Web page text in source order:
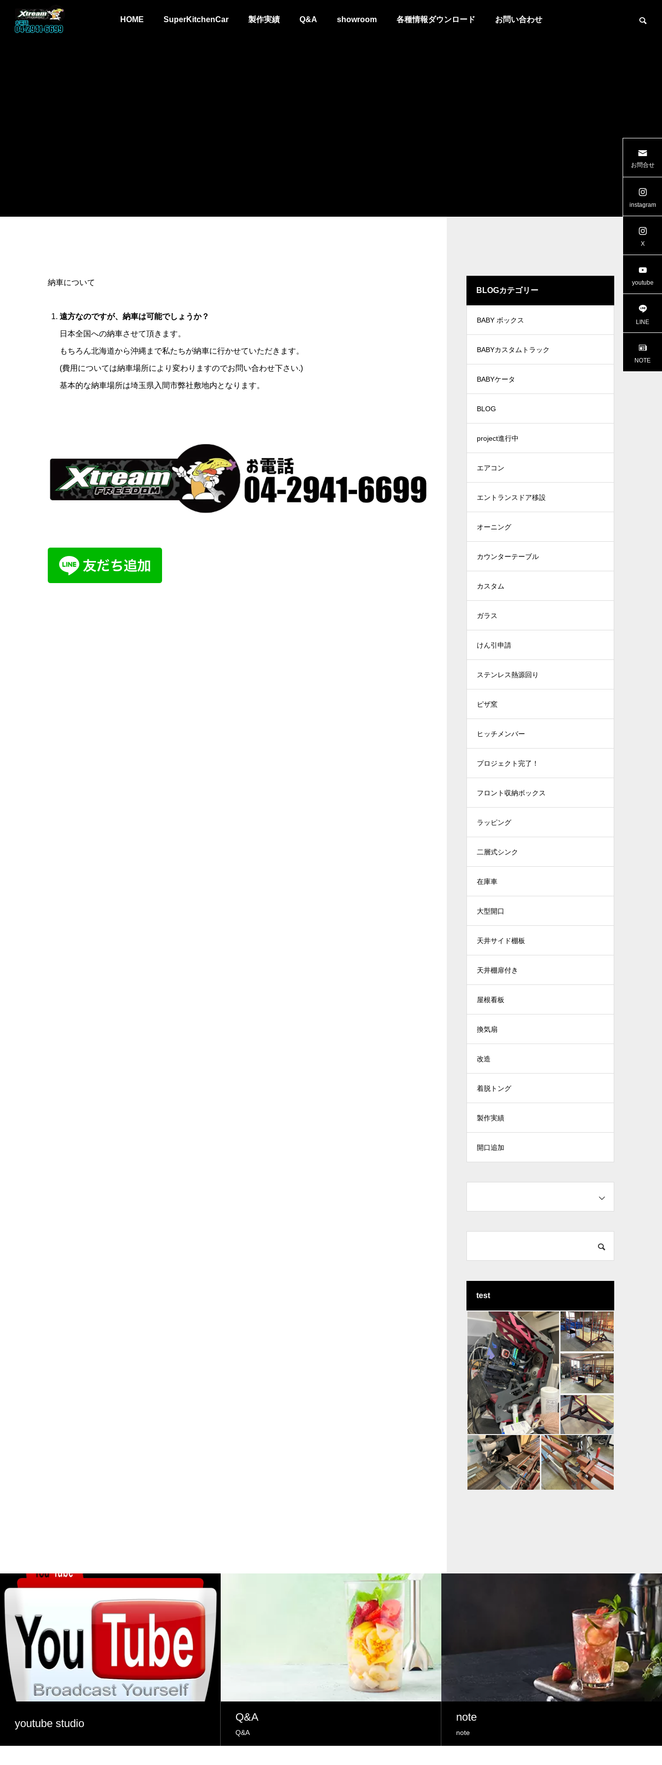
HOME SuperKitchenCar 製作実績 Q&A showroom 各種情報ダウンロード お問い合わせ
三重県
project進

納車について
遠方なのですが、納車は可能でしょうか？
日本全国への納車させて頂きます。
もちろん北海道から沖縄まで私たちが納車に行かせていただきます。
(費用については納車場所により変わりますのでお問い合わせ下さい.)
基本的な納車場所は埼玉県入間市弊社敷地内となります。
BLOGカテゴリー
BABY ボックス
BABYカスタムトラック
BABYケータ
BLOG
project進行中
エアコン
エントランスドア移設
オーニング
カウンターテーブル
カスタム
ガラス
けん引申請
ステンレス熱源回り
ピザ窯
ヒッチメンバー
プロジェクト完了！
フロント収納ボックス
ラッピング
二層式シンク
在庫車
大型開口
天井サイド棚板
天井棚扉付き
屋根看板
換気扇
改造
着脱トング
製作実績
開口追加
test
youtube studio
Q&A
Q&A
note
note
お問合せ
instagram
X
youtube
LINE
NOTE